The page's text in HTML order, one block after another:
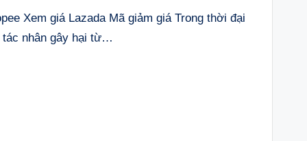
Xem giá Lazada Mã giảm giá Trong thời đại
tác nhân gây hại từ…